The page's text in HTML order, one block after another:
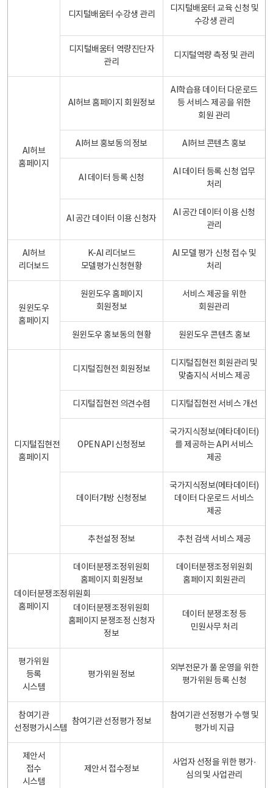
디지털배움터 수강생 관리
디지털배움터 교육 신청 및
수강생 관리
디지털배움터 역량진단자
관리
디지털역량 측정 및 관리
AI허브
홈페이지
AI허브 홈페이지 회원정보
AI학습용 데이터 다운로드
등 서비스 제공을 위한
회원 관리
AI허브 홍보동의 정보 AI허브 콘텐츠 홍보
AI 데이터 등록 신청
AI 데이터 등록 신청 업무
처리
AI 공간 데이터 이용 신청자
AI 공간 데이터 이용 신청
관리
AI허브
리더보드
K-AI 리더보드
모델평가신청현황
AI 모델 평가 신청 접수 및
처리
원윈도우
홈페이지
원윈도우 홈페이지
회원정보
서비스 제공을 위한
회원관리
원윈도우 홍보동의 현황 원윈도우 콘텐츠 홍보
디지털집현전
홈페이지
디지털집현전 회원정보
디지털집현전 회원관리 및
맞춤지식 서비스 제공
디지털집현전 의견수렴 디지털집현전 서비스 개선
OPEN API 신청정보
국가지식정보(메타데이터)
를 제공하는 API 서비스
제공
데이터개방 신청정보
국가지식정보(메타데이터)
데이터 다운로드 서비스
제공
추천설정 정보 추천 검색 서비스 제공
데이터분쟁조정위원회
홈페이지
데이터분쟁조정위원회
홈페이지 회원정보
데이터분쟁조정위원회
홈페이지 회원관리
데이터분쟁조정위원회
홈페이지 분쟁조정 신청자
정보
데이터 분쟁조정 등
민원사무 처리
평가위원
등록
시스템
평가위원 정보
외부전문가 풀 운영을 위한
평가위원 등록 신청
참여기관
선정평가시스템
참여기관 선정평가 정보
참여기관 선정평가 수행 및
평가비 지급
제안서
접수
시스템
제안서 접수정보
사업자 선정을 위한 평가·
심의 및 사업관리